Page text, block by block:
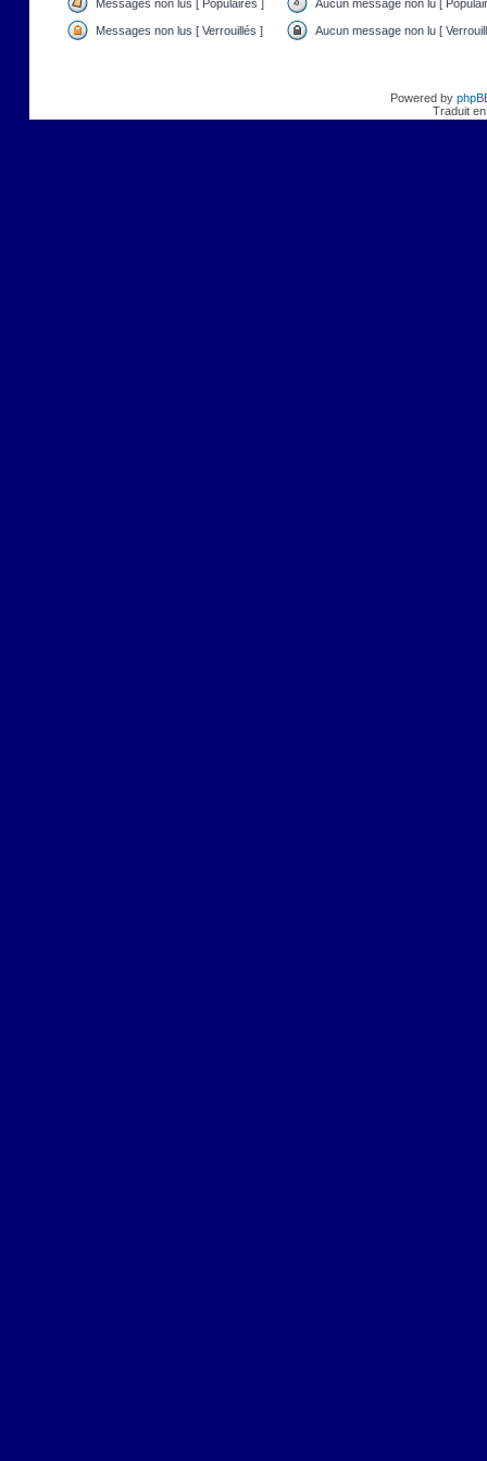
Messages non lus [ Populaires ] Aucun message non lu [
Messages non lus [ Verrouillés ] Aucun message non lu [
Powered by
Traduit